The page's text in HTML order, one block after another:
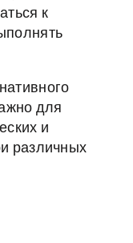
к
для
и
различных